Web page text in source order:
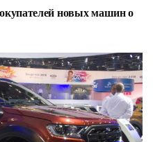
новых машин о